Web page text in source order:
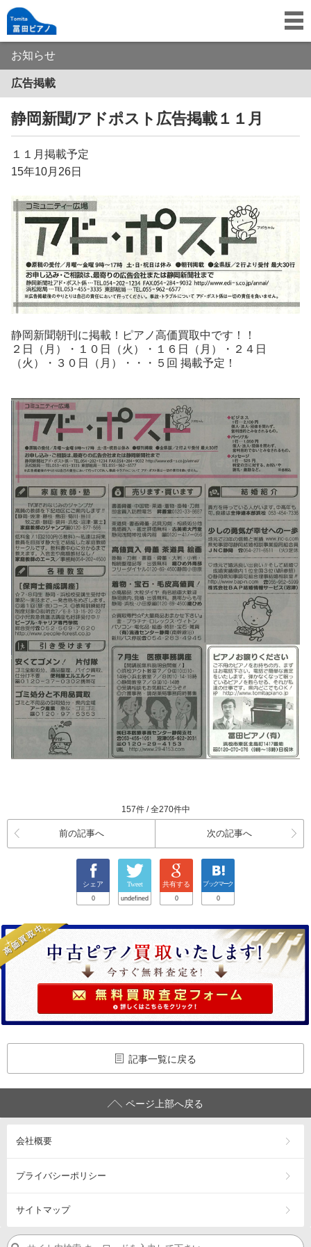
お知らせ
広告掲載
静岡新聞/アドポスト広告掲載１１月
１１月掲載予定
15年10月26日
静岡新聞朝刊に掲載！ピアノ高価買取中です！！
２日（月）・１０日（火）・１６日（月）・２４日
（火）・ ３０日（月）・・・５回 掲載予定！
157件 / 全270件中
前の記事へ 次の記事へ
シェア
0
Tweet
undefined
共有する
0
ブックマーク
0
記事一覧に戻る
ページ上部へ戻る
会社概要
プライバシーポリシー
サイトマップ